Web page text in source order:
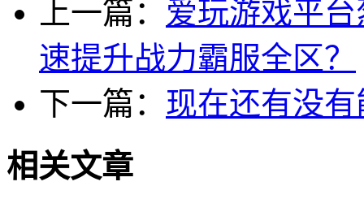
上一篇： 爱玩游戏平
速提升战力霸服全区？
下一篇： 现在还有没
相关文章